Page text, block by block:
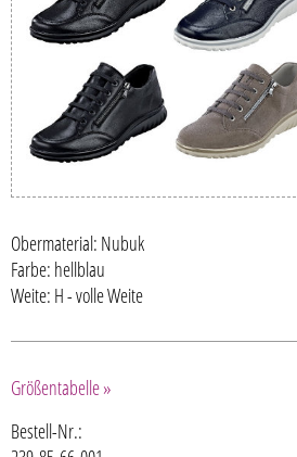
Obermaterial: Nubuk
Farbe: hellblau
Weite: H - volle Weite
Größentabelle »
Bestell-Nr.: